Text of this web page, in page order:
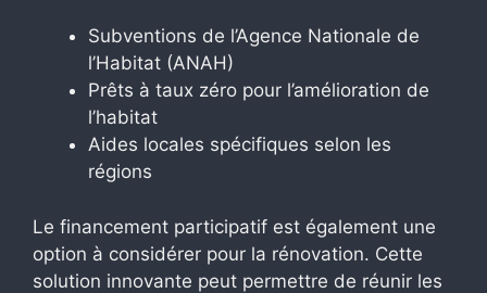
Subventions de l’Agence Nationale de
l’Habitat (ANAH)
Prêts à taux zéro pour l’amélioration de
l’habitat
Aides locales spécifiques selon les
régions
Le financement participatif est également une
option à considérer pour la rénovation. Cette
solution innovante peut permettre de réunir les